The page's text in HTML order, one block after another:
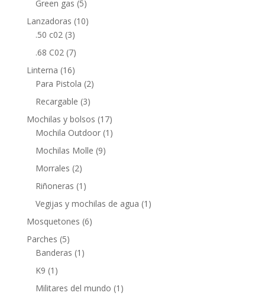
Green gas (5)
Lanzadoras (10)
.50 c02 (3)
.68 C02 (7)
Linterna (16)
Para Pistola (2)
Recargable (3)
Mochilas y bolsos (17)
Mochila Outdoor (1)
Mochilas Molle (9)
Morrales (2)
Riñoneras (1)
Vegijas y mochilas de agua (1)
Mosquetones (6)
Parches (5)
Banderas (1)
K9 (1)
Militares del mundo (1)